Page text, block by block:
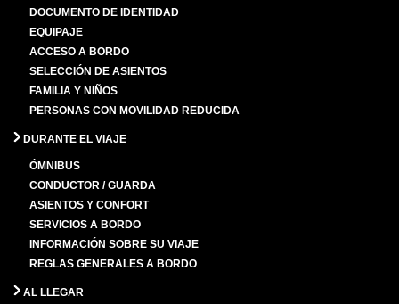
DOCUMENTO DE IDENTIDAD
EQUIPAJE
ACCESO A BORDO
SELECCIÓN DE ASIENTOS
FAMILIA Y NIÑOS
PERSONAS CON MOVILIDAD REDUCIDA
DURANTE EL VIAJE
ÓMNIBUS
CONDUCTOR / GUARDA
ASIENTOS Y CONFORT
SERVICIOS A BORDO
INFORMACIÓN SOBRE SU VIAJE
REGLAS GENERALES A BORDO
AL LLEGAR